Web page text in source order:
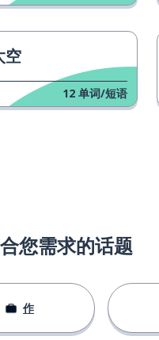
空
12 单词/短语
您需求的话题
作